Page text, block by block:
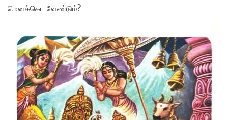
மெனக்கெட வேண்டும்?